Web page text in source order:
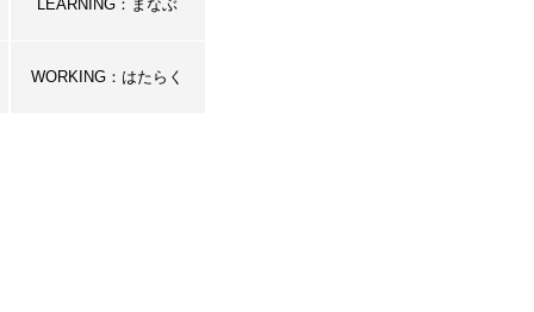
LEARNING：まなぶ
WORKING：はたらく